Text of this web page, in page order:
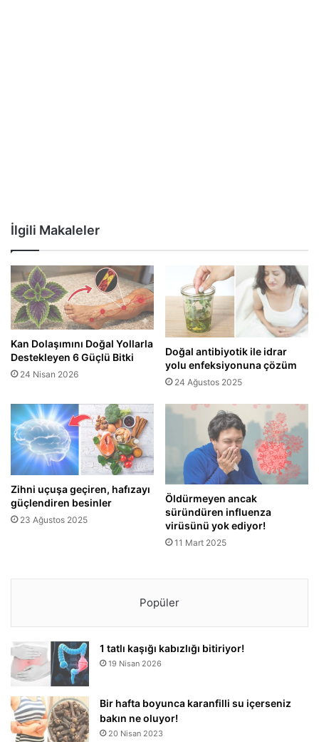
İlgili Makaleler
Kan Dolaşımını Doğal Yollarla
Destekleyen 6 Güçlü Bitki
24 Nisan 2026
Doğal antibiyotik ile idrar
yolu enfeksiyonuna çözüm
24 Ağustos 2025
Zihni uçuşa geçiren, hafızayı
güçlendiren besinler
23 Ağustos 2025
Öldürmeyen ancak
süründüren influenza
virüsünü yok ediyor!
11 Mart 2025
Popüler
1 tatlı kaşığı kabızlığı bitiriyor!
19 Nisan 2026
Bir hafta boyunca karanfilli su içerseniz
bakın ne oluyor!
20 Nisan 2023